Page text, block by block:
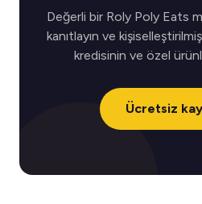
Değerli bir Roly Poly Eats
kanıtlayın ve
kredisinin ve özel
Ücretsiz